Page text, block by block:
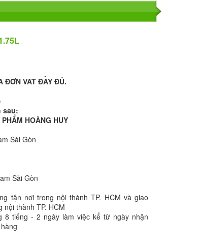
ĐƠN VAT ĐẦY ĐỦ.
sau:
HOÀNG HUY
Sài Gòn
Sài Gòn
tận nơi trong nội thành TP. HCM và giao
nội thành TP. HCM
8 tiếng - 2 ngày làm việc kể từ ngày nhận